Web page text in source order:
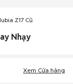
Z17 Cũ
Nhạy
Xem Cửa hàng